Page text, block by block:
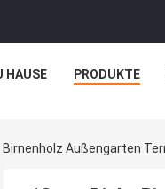
HAUSE PRODUKTE
Birnenholz Außengarten